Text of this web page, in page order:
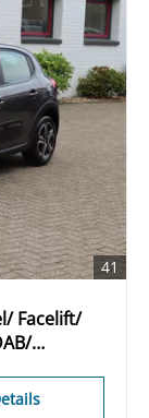
41
Facelift/